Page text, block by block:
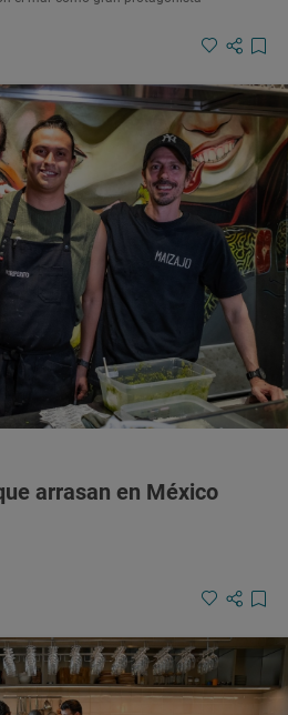
arrasan en México